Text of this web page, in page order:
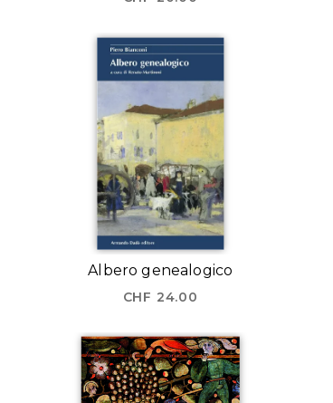
Albero genealogico
CHF 24.00